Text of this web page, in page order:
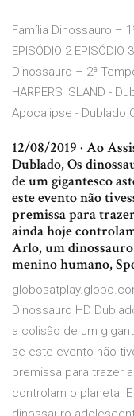
Família Dinossauro –
EPISÓDIO 2 EPISÓDIO
Dinossauro – 2ª
HARPERS ISLAND -
Apocalipse - Dublado
12/08/2019 · Ao
Dublado, Os
de um gigantesco
este evento não
premissa para
ainda hoje
Arlo, um
menino humano,
Dinossauro HD
a colisão de um
se este evento não
premissa para trazer
controlam o planeta.